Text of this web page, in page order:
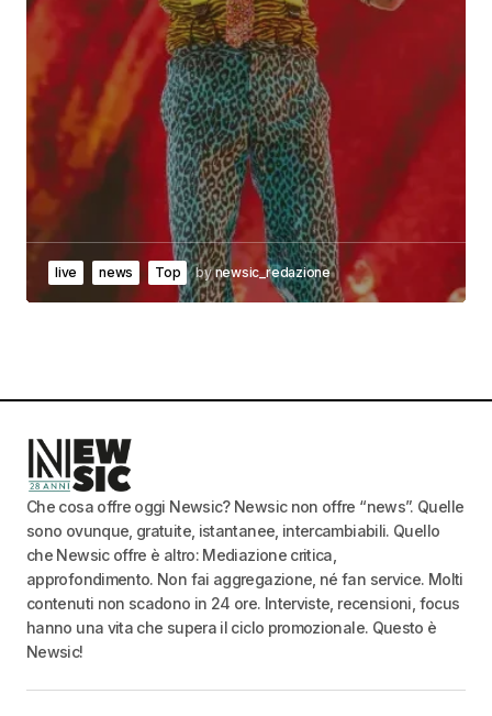
live news Top bynewsic_redazione
Che cosa offre oggi Newsic? Newsic non offre “news”. Quelle
sono ovunque, gratuite, istantanee, intercambiabili. Quello
che Newsic offre è altro: Mediazione critica,
approfondimento. Non fai aggregazione, né fan service. Molti
contenuti non scadono in 24 ore. Interviste, recensioni, focus
hanno una vita che supera il ciclo promozionale. Questo è
Newsic!